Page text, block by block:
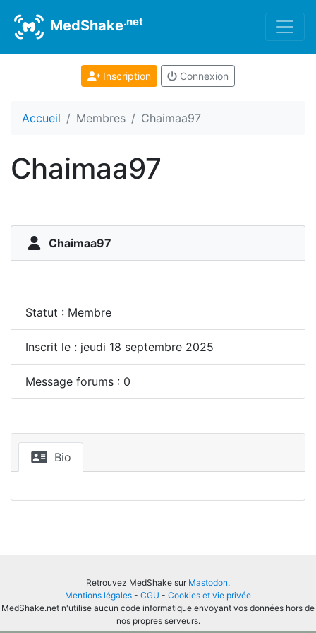
MedShake.net
Inscription Connexion
Accueil Membres Chaimaa97
Chaimaa97
Chaimaa97
Statut : Membre
Inscrit le : jeudi 18 septembre 2025
Message forums : 0
Bio
Retrouvez MedShake sur Mastodon.
Mentions légales - CGU - Cookies et vie privée
MedShake.net n'utilise aucun code informatique envoyant vos données hors de
nos propres serveurs.